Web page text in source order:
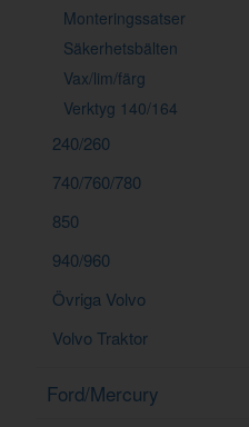
Monteringssatser
Säkerhetsbälten
Vax/lim/färg
Verktyg 140/164
240/260
740/760/780
850
940/960
Övriga Volvo
Volvo Traktor
Ford/Mercury